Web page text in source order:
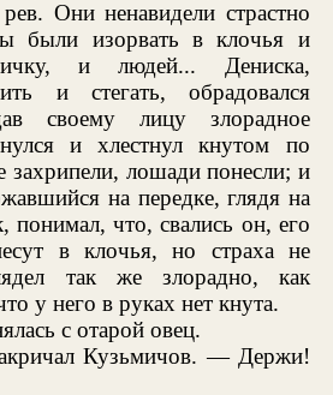
Они ненавидели страстно
были изорвать в клочья и
и людей... Дениска,
и стегать, обрадовался
своему лицу злорадное
и хлестнул кнутом по
лошади понесли; и
на передке, глядя на
понимал, что, свались он, его
в клочья, но страха не
так же злорадно, как
у него в руках нет кнута.
с отарой овец.
Кузьмичов. — Держи!